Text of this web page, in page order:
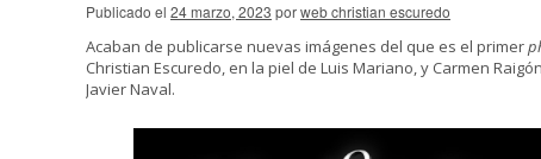
Publicado el 24 marzo, 2023 porweb christian escuredo
Acaban de publicarse nuevas imágenes del que es el primer
Christian Escuredo, en la piel de Luis Mariano, y Carmen
Javier Naval.